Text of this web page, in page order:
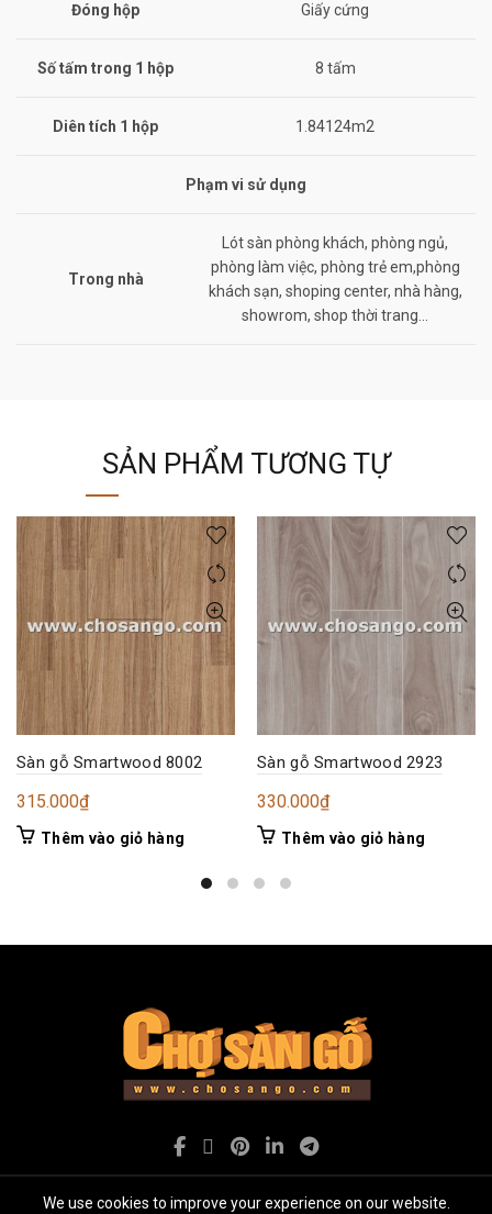
Đóng hộp Giấy cứng
Số tấm trong 1 hộp 8 tấm
Diên tích 1 hộp 1.84124m2
Phạm vi sử dụng
Trong nhà
Lót sàn phòng khách, phòng ngủ,
phòng làm việc, phòng trẻ em,phòng
khách sạn, shoping center, nhà hàng,
showrom, shop thời trang…
SẢN PHẨM TƯƠNG TỰ
Sàn gỗ Smartwood 8002
315.000₫
Thêm vào giỏ hàng
Sàn gỗ Smartwood 2923
330.000₫
Thêm vào giỏ hàng
We use cookies to improve your experience on our website.